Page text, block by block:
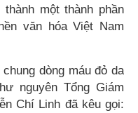
một thành phần
văn hóa Việt Nam
dòng máu đỏ da
nguyên Tổng Giám
Chí Linh đã kêu gọi: